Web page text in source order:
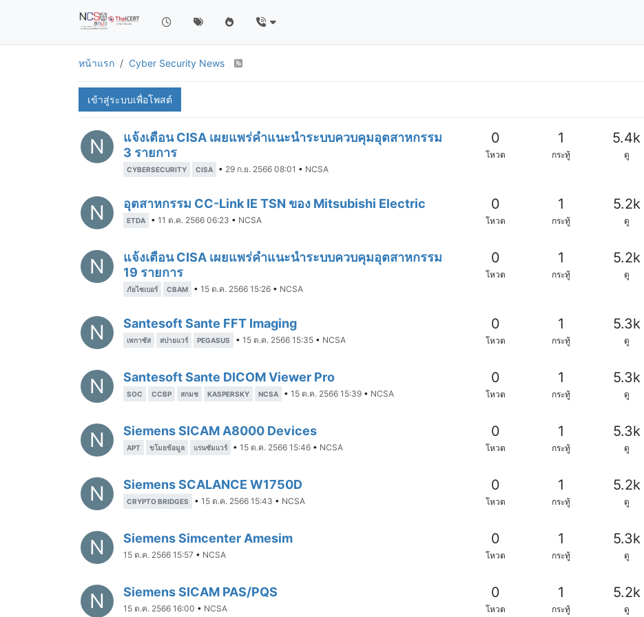
หน้าแรก Cyber Security News
เข้าสู่ระบบเพื่อโพสต์
N
แจ้งเตือน CISA เผยแพร่คำแนะนำระบบควบคุมอุตสาหกรรม
3 รายการ
CYBERSECURITY CISA • 29 ก.ย. 2566 08:01 • NCSA
0
โหวต
1
กระทู้
5.4k
ดู
N อุตสาหกรรม CC-Link IE TSN ของ Mitsubishi Electric
ETDA • 11 ต.ค. 2566 06:23 • NCSA
0
โหวต
1
กระทู้
5.2k
ดู
N
แจ้งเตือน CISA เผยแพร่คำแนะนำระบบควบคุมอุตสาหกรรม
19 รายการ
ภัยไซเบอร์ CBAM • 15 ต.ค. 2566 15:26 • NCSA
0
โหวต
1
กระทู้
5.2k
ดู
N Santesoft Sante FFT Imaging
เพกาซัส สปายแวร์ PEGASUS • 15 ต.ค. 2566 15:35 • NCSA
0
โหวต
1
กระทู้
5.3k
ดู
N Santesoft Sante DICOM Viewer Pro
SOC CCBP สกมช KASPERSKY NCSA • 15 ต.ค. 2566 15:39 • NCSA
0
โหวต
1
กระทู้
5.3k
ดู
N Siemens SICAM A8000 Devices
APT ขโมยข้อมูล แรนซัมแวร์ • 15 ต.ค. 2566 15:46 • NCSA
0
โหวต
1
กระทู้
5.3k
ดู
N Siemens SCALANCE W1750D
CRYPTO BRIDGES • 15 ต.ค. 2566 15:43 • NCSA
0
โหวต
1
กระทู้
5.2k
ดู
N Siemens Simcenter Amesim
15 ต.ค. 2566 15:57 • NCSA
0
โหวต
1
กระทู้
5.3k
ดู
N Siemens SICAM PAS/PQS
15 ต.ค. 2566 16:00 • NCSA
0
โหวต
1
กระทู้
5.2k
ดู